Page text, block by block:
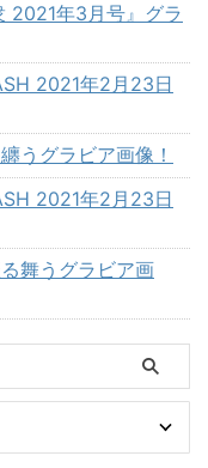
2021年3月号』グラ
2021年2月23日
うグラビア画像！
2021年2月23日
舞うグラビア画